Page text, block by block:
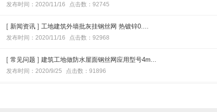
发布时间：2020/11/16 点击数：92745
[ 新闻资讯 ] 工地建筑外墙批灰挂钢丝网 热镀锌0....
发布时间：2020/11/16 点击数：92968
[ 常见问题 ] 建筑工地做防水屋面钢丝网应用型号4m...
发布时间：2020/9/25 点击数：91896